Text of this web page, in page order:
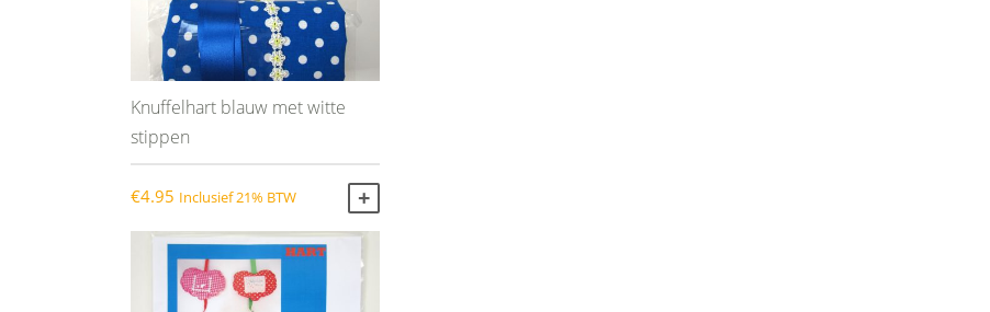
Knuffelhart blauw met witte
stippen
€4.95 Inclusief 21% BTW